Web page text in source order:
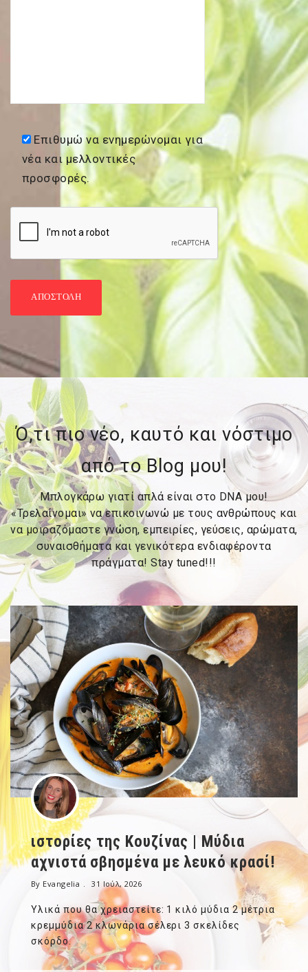
Επιθυμώ να ενημερώνομαι για
νέα και μελλοντικές
προσφορές.
Ό,τι πιο νέο, καυτό και νόστιμο
από το Blog μου!
Μπλογκάρω γιατί απλά είναι στο DNA μου!
«Τρελαίνομαι» να επικοινωνώ με τους ανθρώπους και
να μοιραζόμαστε γνώση, εμπειρίες, γεύσεις, αρώματα,
συναισθήματα και γενικότερα ενδιαφέροντα
πράγματα! Stay tuned!!!
ιστορίες της Κουζίνας | Μύδια
αχνιστά σβησμένα με λευκό κρασί!
By Evangelia 31 Ιούλ, 2026
Υλικά που θα χρειαστείτε: 1 κιλό μύδια 2 μέτρια
κρεμμύδια 2 κλωνάρια σέλερι 3 σκελίδες
σκόρδο.